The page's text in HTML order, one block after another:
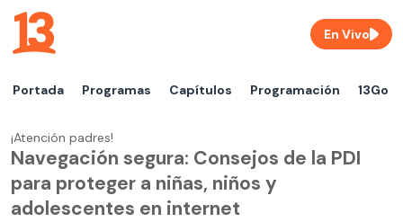
Portada Programas Capítulos Programación 13Go
En Vivo
¡Atención padres!
Navegación segura: Consejos de la PDI
para proteger a niñas, niños y
adolescentes en internet